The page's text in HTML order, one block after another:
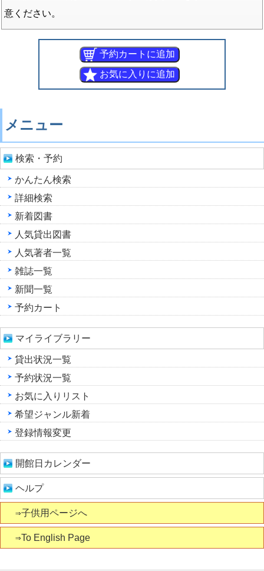
意ください。
メニュー
検索・予約
かんたん検索
詳細検索
新着図書
人気貸出図書
人気著者一覧
雑誌一覧
新聞一覧
予約カート
マイライブラリー
貸出状況一覧
予約状況一覧
お気に入りリスト
希望ジャンル新着
登録情報変更
開館日カレンダー
ヘルプ
⇒子供用ページへ
⇒To English Page